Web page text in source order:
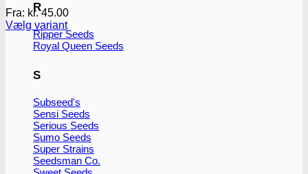
R
Ripper Seeds
Royal Queen Seeds
S
Subseed's
Sensi Seeds
Serious Seeds
Sumo Seeds
Super Strains
Seedsman Co.
Fra: kr.45.00
Vælg variant
Mulighederne
vælges
varesiden